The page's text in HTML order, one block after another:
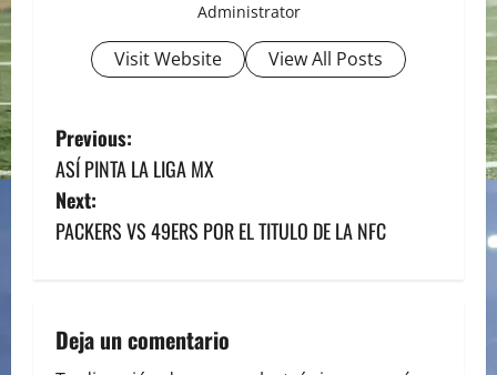
Administrator
Visit Website View All Posts
P
o
s
n
Previous:
ASÍ PINTA LA LIGA MX
Next:
PACKERS VS 49ERS POR EL TITULO DE LA NFC
Deja un comentario